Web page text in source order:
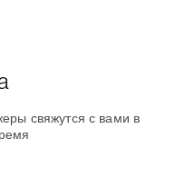
свяжутся с вами в